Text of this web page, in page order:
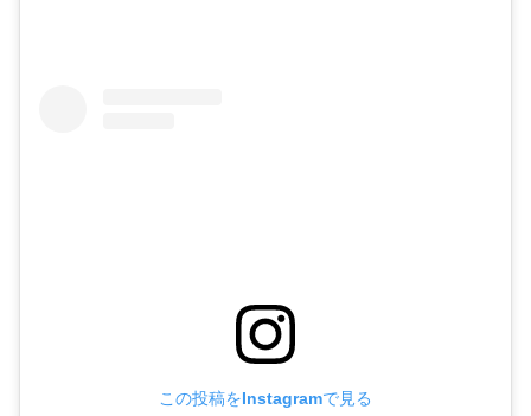
この投稿をInstagramで見る